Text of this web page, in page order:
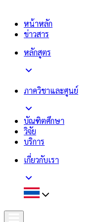
หน้าหลัก
ข่าวสาร
หลักสูตร
ภาควิชาและศูนย์
บัณฑิตศึกษา
วิจัย
บริการ
เกี่ยวกับเรา